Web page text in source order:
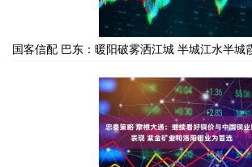
国客信配 巴东：暖阳破雾洒江城 半城江水半城